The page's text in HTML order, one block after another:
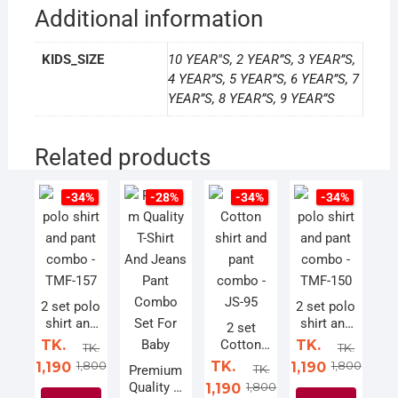
Additional information
KIDS_SIZE
10 YEAR"S, 2 YEAR”S, 3 YEAR”S,
4 YEAR”S, 5 YEAR”S, 6 YEAR”S, 7
YEAR”S, 8 YEAR”S, 9 YEAR”S
Related products
-34%
2 set polo
shirt and
pant
combo -
TMF-157
TK.
1,190
TK.
1,800
-28%
Premium
Quality T-
-34%
2 set
Cotton
shirt and
TK.
1,190
TK.
1,800
-34%
2 set polo
shirt and
pant
combo -
TMF-150
TK.
1,190
TK.
1,800